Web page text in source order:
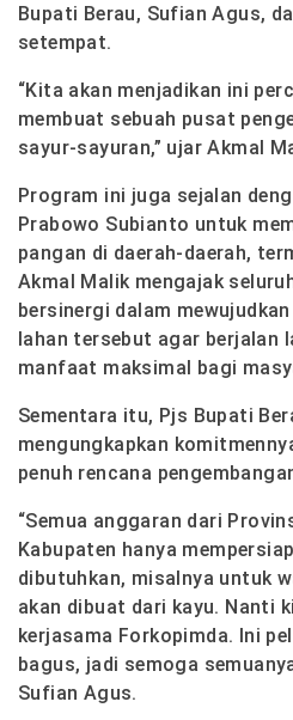
Bupati Berau, Sufian Agus,
setempat.
“Kita akan menjadikan ini
membuat sebuah pusat
sayur-sayuran,” ujar Akmal
Program ini juga sejalan
Prabowo Subianto untuk
pangan di daerah-daerah,
Akmal Malik mengajak
bersinergi dalam
lahan tersebut agar berjalan
manfaat maksimal bagi
Sementara itu, Pjs Bupati
mengungkapkan
penuh rencana
“Semua anggaran dari
Kabupaten hanya
dibutuhkan, misalnya untuk
akan dibuat dari kayu. Nanti
kerjasama Forkopimda. Ini
bagus, jadi semoga
Sufian Agus.